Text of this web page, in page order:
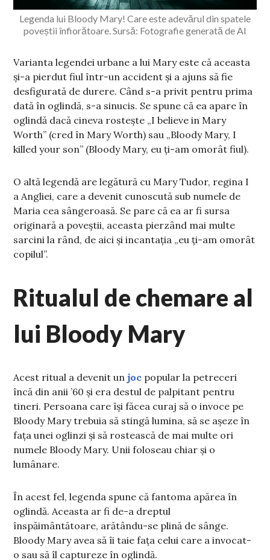
Legenda lui Bloody Mary! Care este adevărul din spatele
poveștii înfiorătoare. Sursă: Fotografie generată de AI
Varianta legendei urbane a lui Mary este că aceasta
și-a pierdut fiul într-un accident și a ajuns să fie
desfigurată de durere. Când s-a privit pentru prima
dată în oglindă, s-a sinucis. Se spune că ea apare în
oglindă dacă cineva rostește „I believe in Mary
Worth” (cred în Mary Worth) sau „Bloody Mary, I
killed your son” (Bloody Mary, eu ți-am omorât fiul).
O altă legendă are legătură cu Mary Tudor, regina I
a Angliei, care a devenit cunoscută sub numele de
Maria cea sângeroasă. Se pare că ea ar fi sursa
originară a poveștii, aceasta pierzând mai multe
sarcini la rând, de aici și incantația „eu ți-am omorât
copilul”.
Ritualul de chemare al
lui Bloody Mary
Acest ritual a devenit unjoc popular la petreceri
încă din anii ’60 și era destul de palpitant pentru
tineri. Persoana care își făcea curaj să o invoce pe
Bloody Mary trebuia să stingă lumina, să se așeze în
fața unei oglinzi și să rostească de mai multe ori
numele Bloody Mary. Unii foloseau chiar și o
lumânare.
În acest fel, legenda spune că fantoma apărea în
oglindă. Aceasta ar fi de-a dreptul
înspăimântătoare, arătându-se plină de sânge.
Bloody Mary avea să îi taie fața celui care a invocat-
o sau să îl captureze în oglindă.